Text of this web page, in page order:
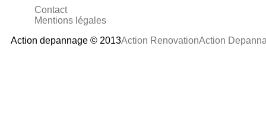
Contact
Mentions légales
Action depannage © 2013
Action
Action Renovation